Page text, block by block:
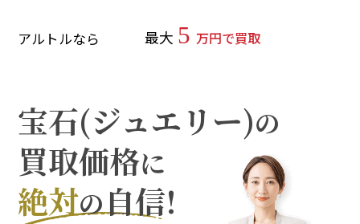
アルトルなら 最大 5 万円で買取
宝石(ジュエリー)の
買取価格に
絶対の自信!